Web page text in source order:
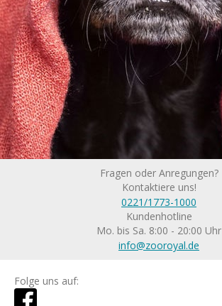
Fragen oder Anregungen?
Kontaktiere uns!
0221/1773-1000
Kundenhotline
Mo. bis Sa. 8:00 - 20:00 Uhr
info@zooroyal.de
Folge uns auf: